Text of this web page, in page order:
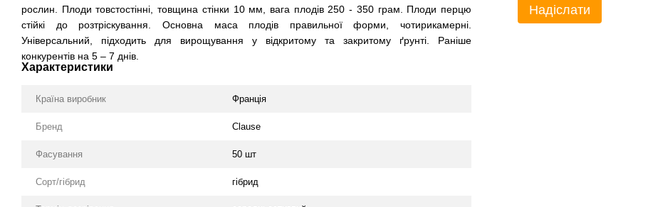
рослин. Плоди товстостінні, товщина стінки 10 мм, вага плодів 250 - 350 грам. Плоди перцю
стійкі до розтріскування. Основна маса плодів правильної форми, чотирикамерні.
Універсальний, підходить для вирощування у відкритому та закритому ґрунті. Раніше
конкурентів на 5 – 7 днів.
Характеристики
Країна виробник Франція
Бренд Clause
Фасування 50 шт
Сорт/гібрид гібрид
Надіслати